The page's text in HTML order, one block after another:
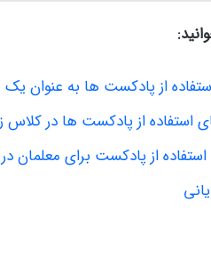
از پادکست ها به عنوان
استفاده از پادکست ها در کلاس
استفاده از پادکست برای